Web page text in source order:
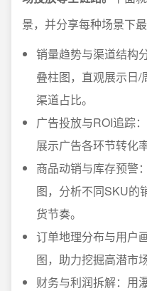
景，并分享每种场景下
销量趋势与渠道结构
叠柱图，直观展示日/
渠道占比。
广告投放与ROI追踪
展示广告各环节转化
商品动销与库存预警
图，分析不同SKU的
货节奏。
订单地理分布与用户
图，助力挖掘高潜市
财务与利润拆解：用